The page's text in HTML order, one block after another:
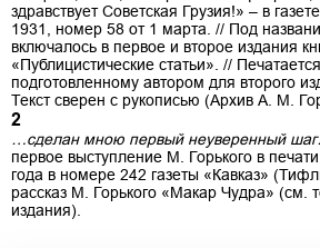
здравствует Советская Грузия!» – в
1931, номер 58 от 1 марта. // Под
включалось в первое и второе издания
«Публицистические статьи». // Печатается
подготовленному автором для второго
Текст сверен с рукописью (Архив А. М.
2
…сделан мною первый неуверенный
первое выступление М. Горького в
года в номере 242 газеты «Кавказ»
рассказ М. Горького «Макар Чудра» (см.
издания).